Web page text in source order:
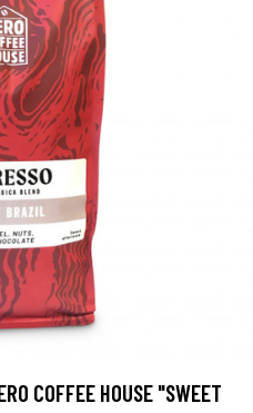
COFFEE HOUSE "SWEET